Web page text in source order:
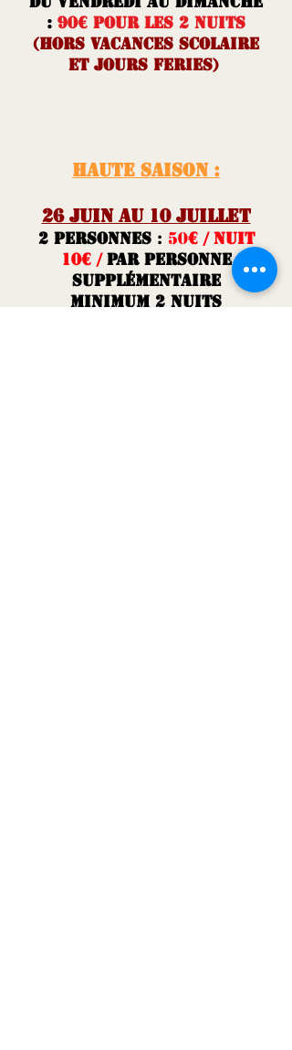
: 90€ POURLES 2 NUITS
(HORS VACANCES SCOLAIRE
ET JOURS FERIES)
HAUTE SAISON :
26 juin au 10 JUILLET
2 personnes : 50€ / nuit
10€ /par personne
supplémentaire
Minimum 2 Nuits